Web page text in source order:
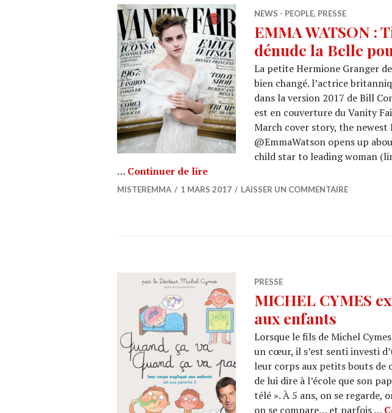
NEWS - PEOPLE, PRESSE
EMMA WATSON :
dénude la Belle
La petite Hermione Granger
bien changé. l’actrice
dans la version 2017 de Bill
est en couverture du Vanity
March cover story, the newest
@EmmaWatson opens up
child star to leading woman
… Continuer de lireEMMA WATSON : Tim Walker dénude
MISTEREMMA 1 MARS 2017 LAISSER UN COMMENTAIRE
PRESSE
MICHEL CYMES
aux enfants
Lorsque le fils de Michel
un cœur, il s’est senti investi
leur corps aux petits bouts de
de lui dire à l’école que son
télé ». À 5 ans, on se regarde,
on se compare… et parfois …